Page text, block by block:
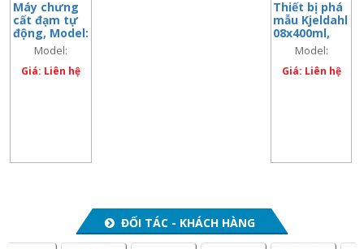
Máy chưng
cất đạm tự
động, Model:
FoodALYT D
4000
Model:
FoodALYT D
Giá: Liên hệ
Thiết bị phá
mẫu Kjeldahl
08x400ml,
Model:
FoodALYT
SBS 850
Model:
FoodALYT SBS
Giá: Liên hệ
ĐỐI TÁC - KHÁCH HÀNG